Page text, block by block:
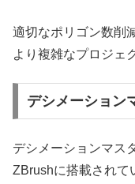
適切なポリゴン数削
より複雑なプロジェ
デシメーション
デシメーションマス
ZBrushに搭載されて